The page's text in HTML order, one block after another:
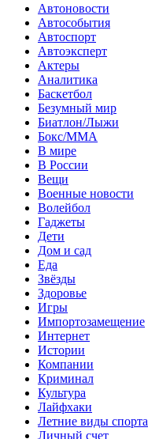
Автоновости
Автособытия
Автоспорт
Автоэксперт
Актеры
Аналитика
Баскетбол
Безумный мир
Биатлон/Лыжи
Бокс/MMA
В мире
В России
Вещи
Военные новости
Волейбол
Гаджеты
Дети
Дом и сад
Еда
Звёзды
Здоровье
Игры
Импортозамещение
Интернет
Истории
Компании
Криминал
Культура
Лайфхаки
Летние виды спорта
Личный счет